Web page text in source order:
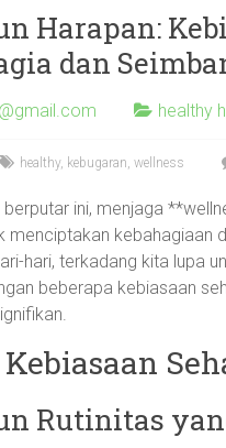
Harapan:
dan
healthy
healthy, kebugaran, wellness
berputar ini, menjaga
menciptakan
hari, terkadang kita lupa
beberapa kebiasaan
Rutinitas